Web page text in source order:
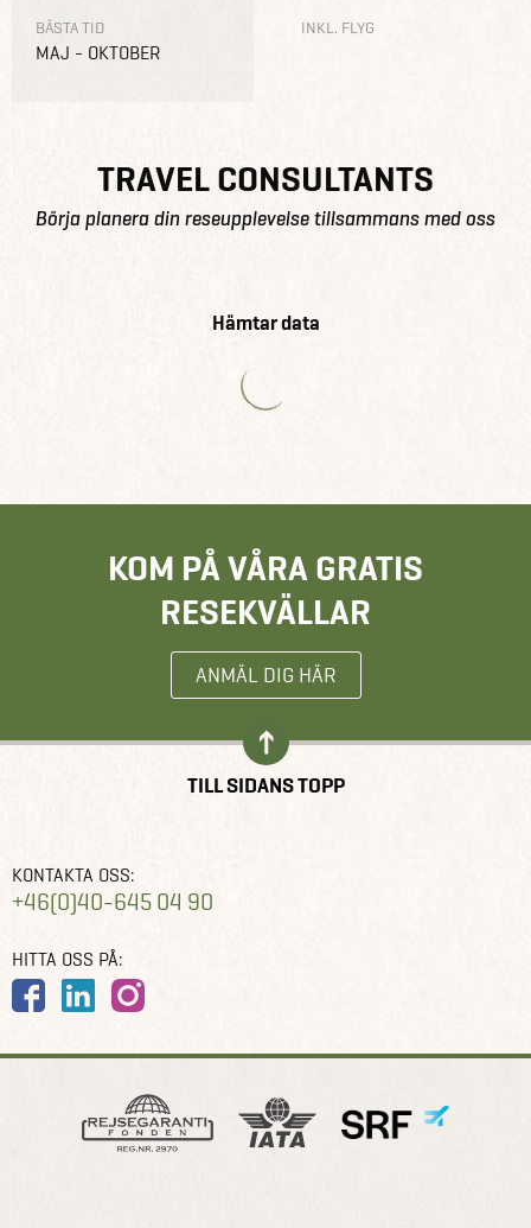
BÄSTA TID
MAJ - OKTOBER
INKL. FLYG
TRAVEL CONSULTANTS
Börja planera din reseupplevelse tillsammans med oss
Hämtar data
KOM PÅ VÅRA GRATIS
RESEKVÄLLAR
ANMÄL DIG HÄR
TILL SIDANS TOPP
KONTAKTA OSS:
+46(0)40-645 04 90
HITTA OSS PÅ: